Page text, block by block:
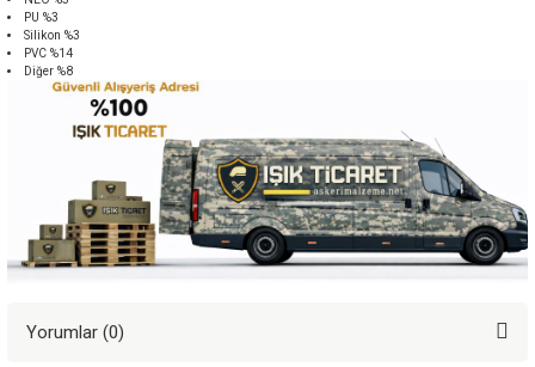
PU %3
Silikon %3
PVC %14
Diğer %8
Yorumlar (0)